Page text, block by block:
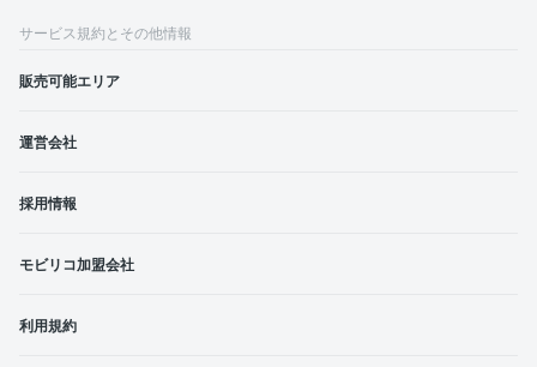
サービス規約とその他情報
販売可能エリア
運営会社
採用情報
モビリコ加盟会社
利用規約